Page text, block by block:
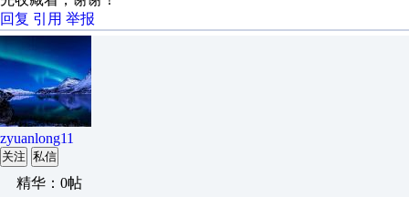
回复 引用 举报
zyuanlong11
关注 私信
精华：0帖